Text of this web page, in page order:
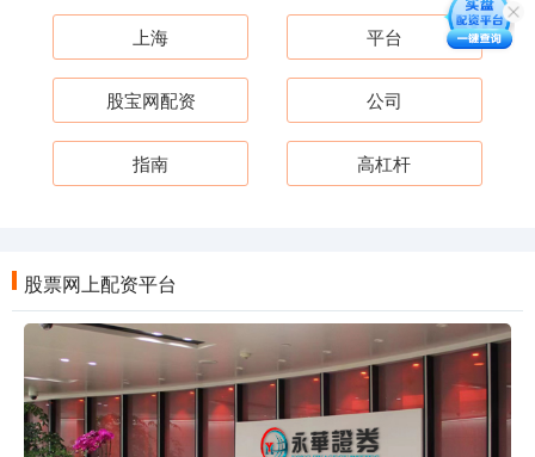
上海 平台
股宝网配资 公司
指南 高杠杆
股票网上配资平台